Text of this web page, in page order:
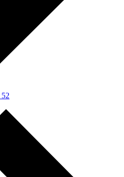
52